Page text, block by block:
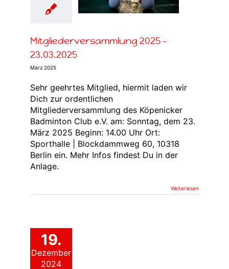
Mitgliederversammlung 2025 –
23.03.2025
März 2025
Sehr geehrtes Mitglied, hiermit laden wir
Dich zur ordentlichen
Mitgliederversammlung des Köpenicker
Badminton Club e.V. am: Sonntag, dem 23.
März 2025 Beginn: 14.00 Uhr Ort:
Sporthalle | Blockdammweg 60, 10318
Berlin ein. Mehr Infos findest Du in der
Anlage.
Weiterlesen
19.
Dezember
2024